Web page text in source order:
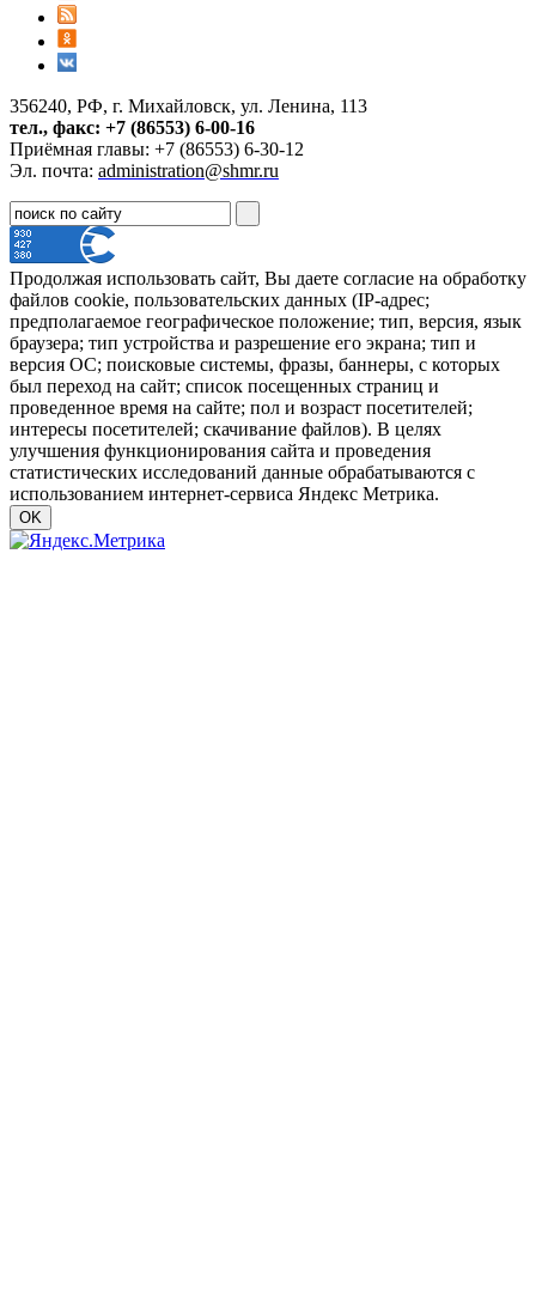
356240, РФ, г. Михайловск, ул. Ленина, 113
тел., факс: +7 (86553) 6-00-16
Приёмная главы: +7 (86553) 6-30-12
Эл. почта: administration@shmr.ru
Продолжая использовать сайт, Вы даете согласие на обработку
файлов cookie, пользовательских данных (IP-адрес;
предполагаемое географическое положение; тип, версия, язык
браузера; тип устройства и разрешение его экрана; тип и
версия ОС; поисковые системы, фразы, баннеры, с которых
был переход на сайт; список посещенных страниц и
проведенное время на сайте; пол и возраст посетителей;
интересы посетителей; скачивание файлов). В целях
улучшения функционирования сайта и проведения
статистических исследований данные обрабатываются с
использованием интернет-сервиса Яндекс Метрика.
OK